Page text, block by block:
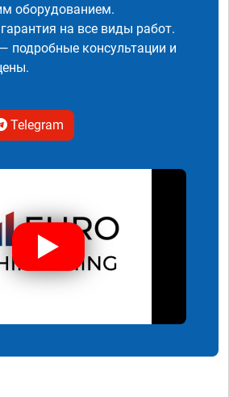
оборудованием.
на все виды работ.
подробные консультации и
Telegram